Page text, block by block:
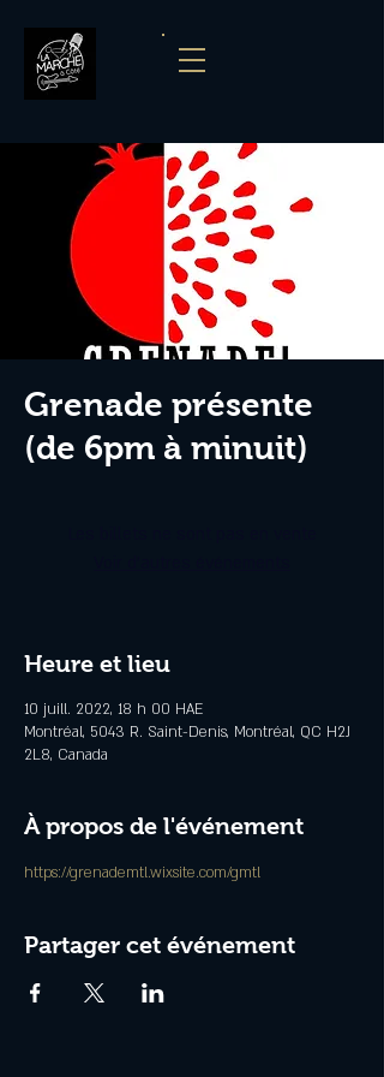
Grenade présente
(de 6pm à minuit)
Heure et lieu
10 juill. 2022, 18 h 00 HAE
Montréal, 5043 R. Saint-Denis, Montréal, QC H2J
2L8, Canada
À propos de l'événement
https://grenademtl.wixsite.com/gmtl
Partager cet événement